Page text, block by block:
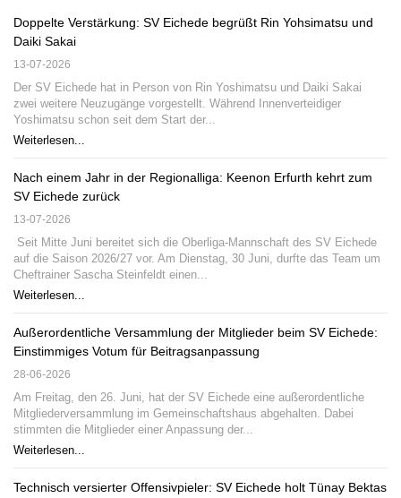
Doppelte Verstärkung: SV Eichede begrüßt Rin Yohsimatsu und
Daiki Sakai
13-07-2026
Der SV Eichede hat in Person von Rin Yoshimatsu und Daiki Sakai
zwei weitere Neuzugänge vorgestellt. Während Innenverteidiger
Yoshimatsu schon seit dem Start der...
Weiterlesen...
Nach einem Jahr in der Regionalliga: Keenon Erfurth kehrt zum
SV Eichede zurück
13-07-2026
Seit Mitte Juni bereitet sich die Oberliga-Mannschaft des SV Eichede
auf die Saison 2026/27 vor. Am Dienstag, 30 Juni, durfte das Team um
Cheftrainer Sascha Steinfeldt einen...
Weiterlesen...
Außerordentliche Versammlung der Mitglieder beim SV Eichede:
Einstimmiges Votum für Beitragsanpassung
28-06-2026
Am Freitag, den 26. Juni, hat der SV Eichede eine außerordentliche
Mitgliederversammlung im Gemeinschaftshaus abgehalten. Dabei
stimmten die Mitglieder einer Anpassung der...
Weiterlesen...
Technisch versierter Offensivpieler: SV Eichede holt Tünay Bektas